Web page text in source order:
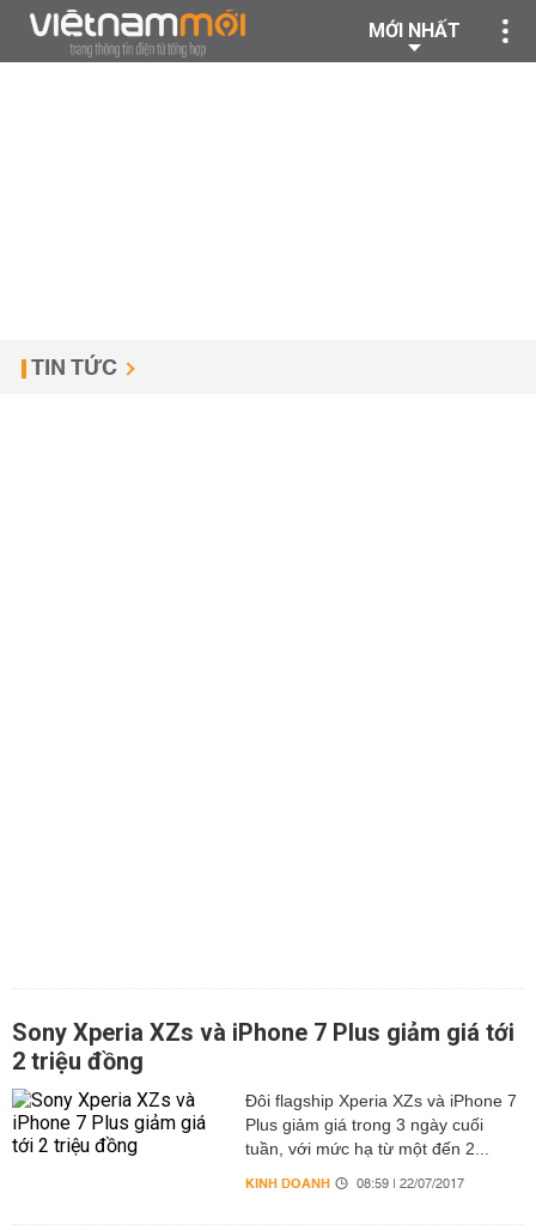
MỚI NHẤT
TIN TỨC
Sony Xperia XZs và iPhone 7 Plus giảm giá tới
2 triệu đồng
Đôi flagship Xperia XZs và iPhone 7
Plus giảm giá trong 3 ngày cuối
tuần, với mức hạ từ một đến 2...
KINH DOANH 08:59 | 22/07/2017